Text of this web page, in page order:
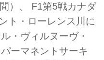
）、 F1第5戦カナダ
ト・ローレンス川に
・ヴィルヌーヴ・
ーマネントサーキ